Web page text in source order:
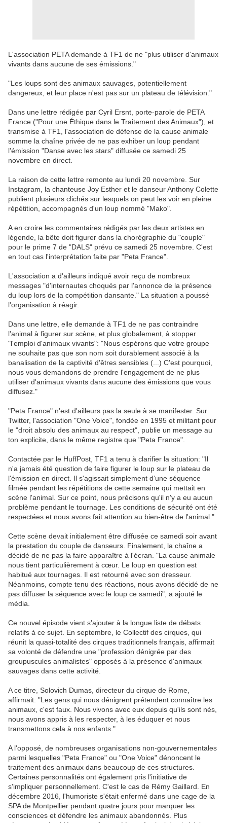
L'association PETA demande à TF1 de ne "plus utiliser d'animaux
vivants dans aucune de ses émissions."
"Les loups sont des animaux sauvages, potentiellement
dangereux, et leur place n'est pas sur un plateau de télévision."
Dans une lettre rédigée par Cyril Ersnt, porte-parole de PETA
France ("Pour une Éthique dans le Traitement des Animaux"), et
transmise à TF1, l'association de défense de la cause animale
somme la chaîne privée de ne pas exhiber un loup pendant
l'émission "Danse avec les stars" diffusée ce samedi 25
novembre en direct.
La raison de cette lettre remonte au lundi 20 novembre. Sur
Instagram, la chanteuse Joy Esther et le danseur Anthony Colette
publient plusieurs clichés sur lesquels on peut les voir en pleine
répétition, accompagnés d'un loup nommé "Mako".
A en croire les commentaires rédigés par les deux artistes en
légende, la bête doit figurer dans la chorégraphie du "couple"
pour le prime 7 de "DALS" prévu ce samedi 25 novembre. C'est
en tout cas l'interprétation faite par "Peta France".
L'association a d'ailleurs indiqué avoir reçu de nombreux
messages "d'internautes choqués par l'annonce de la présence
du loup lors de la compétition dansante." La situation a poussé
l'organisation à réagir.
Dans une lettre, elle demande à TF1 de ne pas contraindre
l'animal à figurer sur scène, et plus globalement, à stopper
"l'emploi d'animaux vivants": "Nous espérons que votre groupe
ne souhaite pas que son nom soit durablement associé à la
banalisation de la captivité d'êtres sensibles (...) C'est pourquoi,
nous vous demandons de prendre l'engagement de ne plus
utiliser d'animaux vivants dans aucune des émissions que vous
diffusez."
"Peta France" n'est d'ailleurs pas la seule à se manifester. Sur
Twitter, l'association "One Voice", fondée en 1995 et militant pour
le "droit absolu des animaux au respect", publie un message au
ton explicite, dans le même registre que "Peta France".
Contactée par le HuffPost, TF1 a tenu à clarifier la situation: "Il
n'a jamais été question de faire figurer le loup sur le plateau de
l'émission en direct. Il s'agissait simplement d'une séquence
filmée pendant les répétitions de cette semaine qui mettait en
scène l'animal. Sur ce point, nous précisons qu'il n'y a eu aucun
problème pendant le tournage. Les conditions de sécurité ont été
respectées et nous avons fait attention au bien-être de l'animal."
Cette scène devait initialement être diffusée ce samedi soir avant
la prestation du couple de danseurs. Finalement, la chaîne a
décidé de ne pas la faire apparaître à l'écran. "La cause animale
nous tient particulièrement à cœur. Le loup en question est
habitué aux tournages. Il est retourné avec son dresseur.
Néanmoins, compte tenu des réactions, nous avons décidé de ne
pas diffuser la séquence avec le loup ce samedi", a ajouté le
média.
Ce nouvel épisode vient s'ajouter à la longue liste de débats
relatifs à ce sujet. En septembre, le Collectif des cirques, qui
réunit la quasi-totalité des cirques traditionnels français, affirmait
sa volonté de défendre une "profession dénigrée par des
groupuscules animalistes" opposés à la présence d'animaux
sauvages dans cette activité.
A ce titre, Solovich Dumas, directeur du cirque de Rome,
affirmait: "Les gens qui nous dénigrent prétendent connaître les
animaux, c'est faux. Nous vivons avec eux depuis qu'ils sont nés,
nous avons appris à les respecter, à les éduquer et nous
transmettons cela à nos enfants."
A l'opposé, de nombreuses organisations non-gouvernementales
parmi lesquelles "Peta France" ou "One Voice" dénoncent le
traitement des animaux dans beaucoup de ces structures.
Certaines personnalités ont également pris l'initiative de
s'impliquer personnellement. C'est le cas de Rémy Gaillard. En
décembre 2016, l'humoriste s'était enfermé dans une cage de la
SPA de Montpellier pendant quatre jours pour marquer les
consciences et défendre les animaux abandonnés. Plus